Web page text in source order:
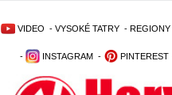
VIDEO - VYSOKÉ TATRY - REGIONY
- INSTAGRAM - PINTEREST